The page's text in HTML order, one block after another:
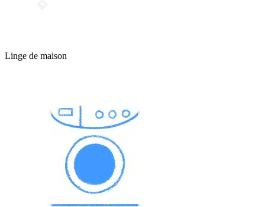
Linge de maison